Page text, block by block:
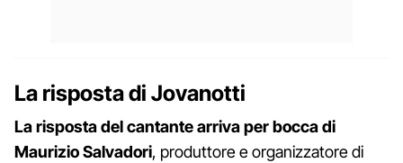
La risposta di Jovanotti
La risposta del cantante arriva per bocca di
Maurizio Salvadori, produttore e organizzatore di